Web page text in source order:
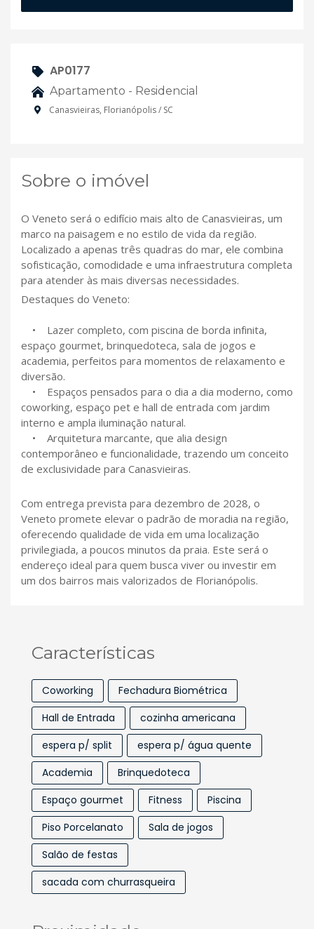
AP0177
Apartamento - Residencial
Canasvieiras, Florianópolis / SC
Sobre o imóvel
O Veneto será o edifício mais alto de Canasvieiras, um
marco na paisagem e no estilo de vida da região.
Localizado a apenas três quadras do mar, ele combina
sofisticação, comodidade e uma infraestrutura completa
para atender às mais diversas necessidades.
Destaques do Veneto:
• Lazer completo, com piscina de borda infinita,
espaço gourmet, brinquedoteca, sala de jogos e
academia, perfeitos para momentos de relaxamento e
diversão.
• Espaços pensados para o dia a dia moderno, como
coworking, espaço pet e hall de entrada com jardim
interno e ampla iluminação natural.
• Arquitetura marcante, que alia design
contemporâneo e funcionalidade, trazendo um conceito
de exclusividade para Canasvieiras.
Com entrega prevista para dezembro de 2028, o
Veneto promete elevar o padrão de moradia na região,
oferecendo qualidade de vida em uma localização
privilegiada, a poucos minutos da praia. Este será o
endereço ideal para quem busca viver ou investir em
um dos bairros mais valorizados de Florianópolis.
Características
Coworking
Fechadura Biométrica
Hall de Entrada
cozinha americana
espera p/ split
espera p/ água quente
Academia
Brinquedoteca
Espaço gourmet
Fitness
Piscina
Piso Porcelanato
Sala de jogos
Salão de festas
sacada com churrasqueira